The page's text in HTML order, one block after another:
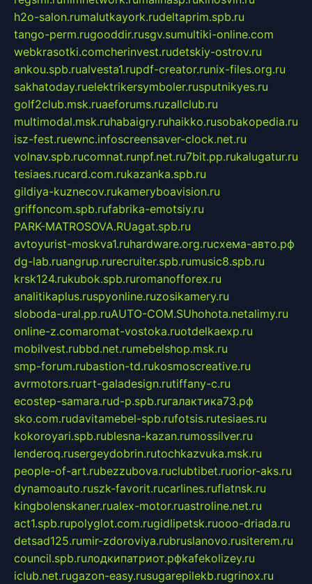
h2o-salon.rumalutkayork.rudeltaprim.spb.ru
tango-perm.rugooddir.rusgv.sumultiki-online.com
webkrasotki.comcherinvest.rudetskiy-ostrov.ru
ankou.spb.rualvesta1.rupdf-creator.runix-files.org.ru
sakhatoday.ruelektrikersymboler.rusputnikyes.ru
golf2club.msk.ruaeforums.ruzallclub.ru
multimodal.msk.ruhabaigry.ruhaikko.rusobakopedia.ru
isz-fest.ruewnc.infoscreensaver-clock.net.ru
volnav.spb.rucomnat.runpf.net.ru7bit.pp.rukalugatur.ru
tesiaes.rucard.com.rukazanka.spb.ru
gildiya-kuznecov.rukameryboavision.ru
griffoncom.spb.rufabrika-emotsiy.ru
PARK-MATROSOVA.RUagat.spb.ru
avtoyurist-moskva1.ruhardware.org.ruсхема-авто.рф
dg-lab.ruangrup.rurecruiter.spb.rumusic8.spb.ru
krsk124.rukubok.spb.ruromanofforex.ru
analitikaplus.ruspyonline.ruzosikamery.ru
sloboda-ural.pp.ruAUTO-COM.SUhohota.netalimy.ru
online-z.comaromat-vostoka.ruotdelkaexp.ru
mobilvest.rubbd.net.rumebelshop.msk.ru
smp-forum.rubastion-td.rukosmoscreative.ru
avrmotors.ruart-galadesign.rutiffany-c.ru
ecostep-samara.rud-p.spb.ruгалактика73.рф
sko.com.rudavitamebel-spb.rufotsis.rutesiaes.ru
kokoroyari.spb.rublesna-kazan.rumossilver.ru
lenderoq.rusergeydobrin.rutochkazvuka.msk.ru
people-of-art.rubezzubova.ruclubtibet.ruorior-aks.ru
dynamoauto.ruszk-favorit.rucarlines.ruflatnsk.ru
kingbolenskaner.rualex-motor.ruastroline.net.ru
act1.spb.rupolyglot.com.rugidlipetsk.ruooo-driada.ru
detsad125.rumir-zdoroviya.rubruslanovo.rusiterem.ru
council.spb.ruлодкипатриот.рфkafekolizey.ru
iclub.net.rugazon-easy.rusugarepilekb.rugrinox.ru